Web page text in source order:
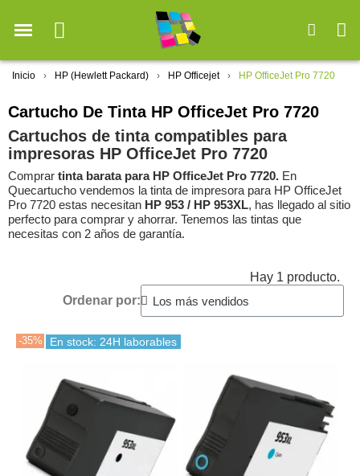
Inicio HP (Hewlett Packard) HP Officejet HP OfficeJet Pro 7720
Cartucho De Tinta HP OfficeJet Pro 7720
Cartuchos de tinta compatibles para
impresoras HP OfficeJet Pro 7720
Comprar tinta barata para HP OfficeJet Pro 7720. En
Quecartucho vendemos la tinta de impresora para HP OfficeJet
Pro 7720 estas necesitan HP 953 / HP 953XL, has llegado al sitio
perfecto para comprar y ahorrar. Tenemos las tintas que
necesitas con 2 años de garantía.
Hay 1 producto.
Ordenar por:
-35% En stock: 24H laborables